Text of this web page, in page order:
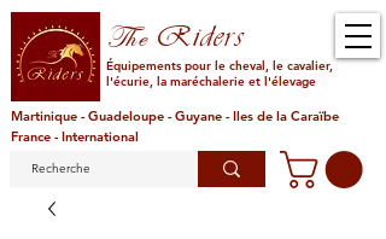
TheRiders
Équipements pour le cheval, le cavalier,
l'écurie, la maréchalerie et l'élevage
Martinique - Guadeloupe - Guyane - Iles de la Caraïbe
France - International